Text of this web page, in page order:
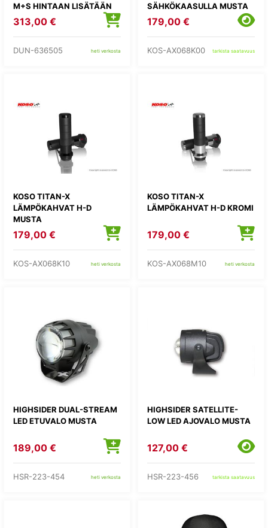
M+S HINTAAN LISÄTÄÄN
KIERRÄTYSMAKSU 1,82E
313,00 €
DUN-636505 heti verkosta
SÄHKÖKAASULLA MUSTA
179,00 €
KOS-AX068K00 tarkista saatavuus
KOSO TITAN-X
LÄMPÖKAHVAT H-D
MUSTA
179,00 €
KOS-AX068K10 heti verkosta
KOSO TITAN-X
LÄMPÖKAHVAT H-D KROMI
179,00 €
KOS-AX068M10 heti verkosta
HIGHSIDER DUAL-STREAM
LED ETUVALO MUSTA
189,00 €
HSR-223-454 heti verkosta
HIGHSIDER SATELLITE-
LOW LED AJOVALO MUSTA
127,00 €
HSR-223-456 tarkista saatavuus